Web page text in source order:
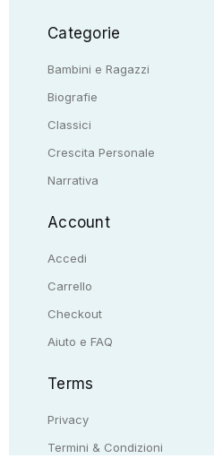
Categorie
Bambini e Ragazzi
Biografie
Classici
Crescita Personale
Narrativa
Account
Accedi
Carrello
Checkout
Aiuto e FAQ
Terms
Privacy
Termini & Condizioni